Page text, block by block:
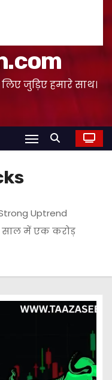
जुड़िए हमारे साथ।
Uptrend
में एक करोड़